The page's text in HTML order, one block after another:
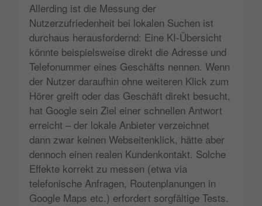
Allerding ist die Messung der
Nutzerzufriedenheit bei lokalen Suchen ist
durchaus herausfordernd: Eine KI-Übersicht
könnte beispielsweise direkt die Adresse und
Telefonummer eines Geschäfts nennen. Wenn
der Nutzer daraufhin ohne weiteren Klick zum
Hörer greift oder das Geschäft direkt besucht,
hat Google sein Ziel einer schnellen Antwort
erreicht – der lokale Anbieter verzeichnet
dann zwar keinen Webseitenklick, hätte aber
dennoch einen realen Kundenkontakt. Solche
Effekte korrekt zu messen (etwa via
telefonische Anfragen, Routenplanungen in
Google Maps etc.) erfordert sorgfältige Tests.